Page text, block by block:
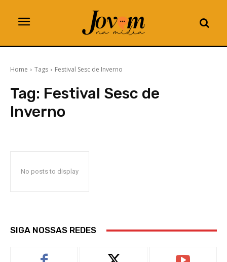
Home Tags Festival Sesc de Inverno
Tag: Festival Sesc de
Inverno
No posts to display
SIGA NOSSAS REDES